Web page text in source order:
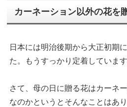
カーネーション以外の花を
日本には明治後期から大正初期
た。もうすっかり定着しています
さて、母の日に贈る花はカーネ
なのかというとそんなことはあ